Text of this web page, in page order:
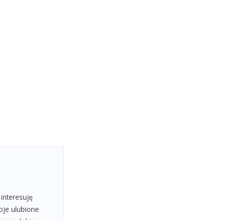
ulubione